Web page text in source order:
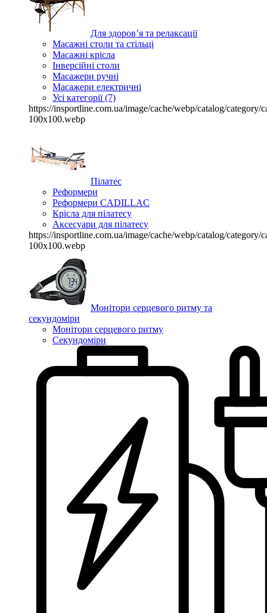
Для здоров’я та релаксації
Масажні столи та стільці
Масажні крісла
Інверсійні столи
Масажери ручні
Масажери електричні
Усі категорії (7)
https://insportline.com.ua/image/cache/webp/catalog/category/
100x100.webp
Пілатес
Реформери
Реформери CADILLAC
Крісла для пілатесу
Аксесуари для пілатесу
https://insportline.com.ua/image/cache/webp/catalog/category/
100x100.webp
Монітори серцевого ритму та
секундоміри
Монітори серцевого ритму
Секундоміри